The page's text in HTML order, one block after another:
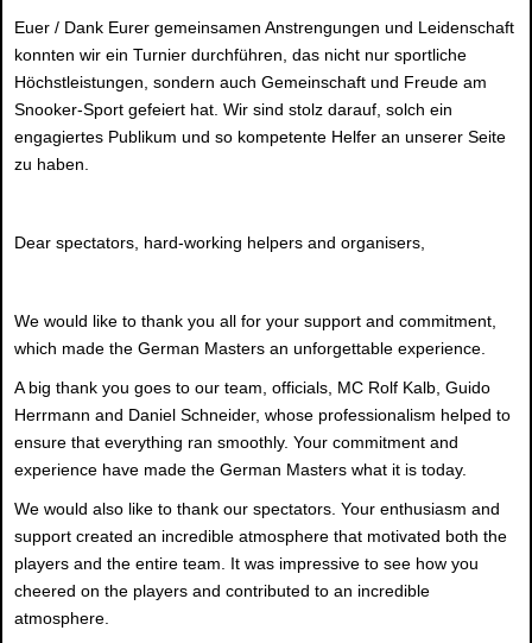
Euer / Dank Eurer gemeinsamen Anstrengungen und Leidenschaft
konnten wir ein Turnier durchführen, das nicht nur sportliche
Höchstleistungen, sondern auch Gemeinschaft und Freude am
Snooker-Sport gefeiert hat. Wir sind stolz darauf, solch ein
engagiertes Publikum und so kompetente Helfer an unserer Seite
zu haben.
Dear spectators, hard-working helpers and organisers,
We would like to thank you all for your support and commitment,
which made the German Masters an unforgettable experience.
A big thank you goes to our team, officials, MC Rolf Kalb, Guido
Herrmann and Daniel Schneider, whose professionalism helped to
ensure that everything ran smoothly. Your commitment and
experience have made the German Masters what it is today.
We would also like to thank our spectators. Your enthusiasm and
support created an incredible atmosphere that motivated both the
players and the entire team. It was impressive to see how you
cheered on the players and contributed to an incredible
atmosphere.